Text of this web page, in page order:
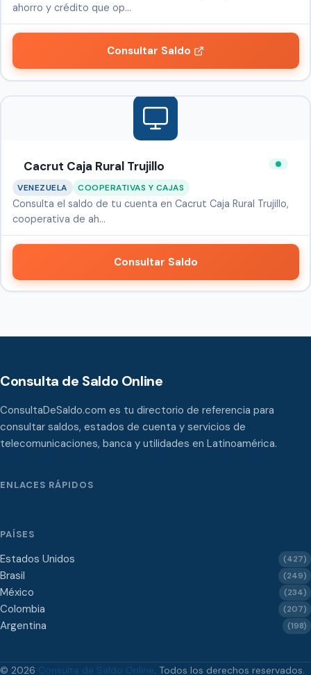
ahorro y crédito que op…
Consultar Saldo
Cacrut Caja Rural Trujillo
VENEZUELA COOPERATIVAS Y CAJAS
Consulta el saldo de tu cuenta en Cacrut Caja Rural Trujillo,
cooperativa de ah…
Consultar Saldo
Consulta de Saldo Online
ConsultaDeSaldo.com es tu directorio de referencia para
consultar saldos, estados de cuenta y servicios de
telecomunicaciones, banca y utilidades en Latinoamérica.
ENLACES RÁPIDOS
PAÍSES
Estados Unidos (427)
Brasil (249)
México (234)
Colombia (207)
Argentina (198)
© 2026 Consulta de Saldo Online. Todos los derechos reservados.